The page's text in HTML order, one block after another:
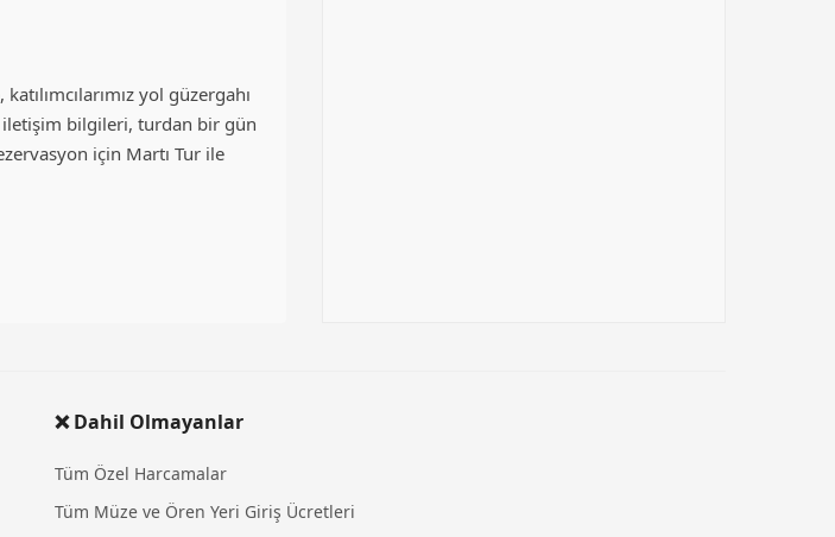
yol güzergahı
iletişim bilgileri, turdan bir gün
için Martı Tur ile
❌ Dahil Olmayanlar
Tüm Özel Harcamalar
Tüm Müze ve Ören Yeri Giriş Ücretleri